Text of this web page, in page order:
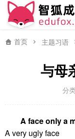
首页 主题习语
与母
分
A face only a
A very ugly face